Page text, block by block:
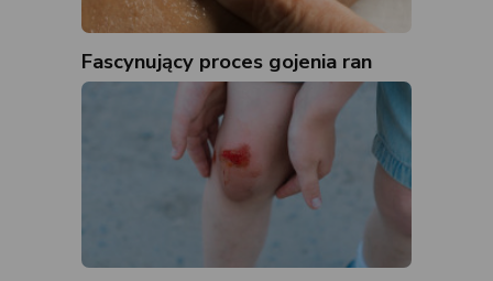
Fascynujący proces gojenia ran